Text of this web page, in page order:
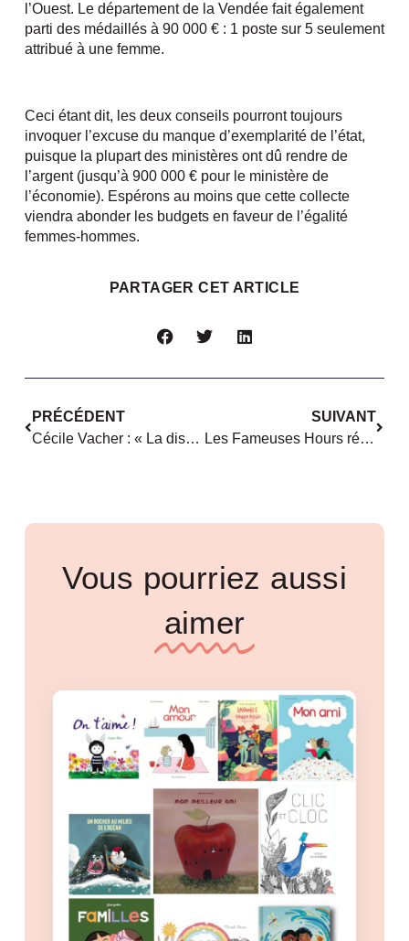
l’Ouest. Le département de la Vendée fait également
parti des médaillés à 90 000 € : 1 poste sur 5 seulement
attribué à une femme.
Ceci étant dit, les deux conseils pourront toujours
invoquer l’excuse du manque d’exemplarité de l’état,
puisque la plupart des ministères ont dû rendre de
l’argent (jusqu’à 900 000 € pour le ministère de
l’économie). Espérons au moins que cette collecte
viendra abonder les budgets en faveur de l’égalité
femmes-hommes.
PARTAGER CET ARTICLE
PRÉCÉDENT
Cécile Vacher : « La discrimination FH démobilise les femmes, restreint les ressources et la richesse humaine des entreprises »
SUIVANT
Les Fameuses Hours récompensées par un prix Com&Médias
Vous pourriez aussi
aimer